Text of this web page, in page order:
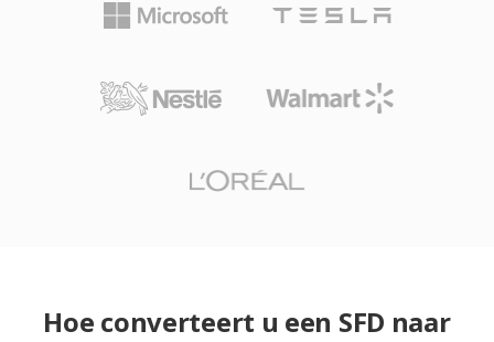
Hoe converteert u een SFD naar